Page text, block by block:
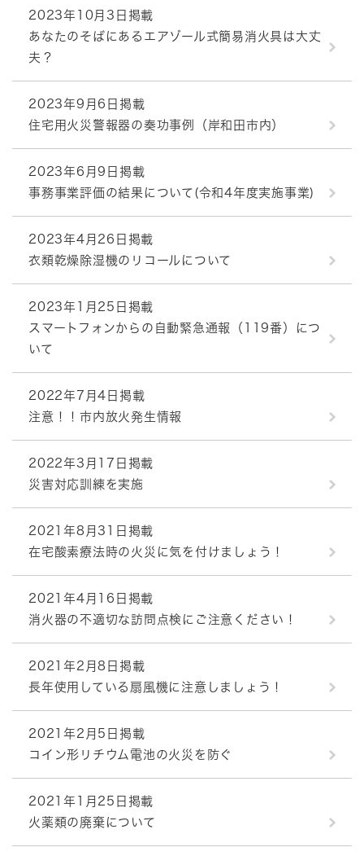
2023年10月3日掲載
あなたのそばにあるエアゾール式簡易消火具は大丈
夫？
2023年9月6日掲載
住宅用火災警報器の奏功事例（岸和田市内）
2023年6月9日掲載
事務事業評価の結果について(令和4年度実施事業)
2023年4月26日掲載
衣類乾燥除湿機のリコールについて
2023年1月25日掲載
スマートフォンからの自動緊急通報（119番）につ
いて
2022年7月4日掲載
注意！！市内放火発生情報
2022年3月17日掲載
災害対応訓練を実施
2021年8月31日掲載
在宅酸素療法時の火災に気を付けましょう！
2021年4月16日掲載
消火器の不適切な訪問点検にご注意ください！
2021年2月8日掲載
長年使用している扇風機に注意しましょう！
2021年2月5日掲載
コイン形リチウム電池の火災を防ぐ
2021年1月25日掲載
火薬類の廃棄について